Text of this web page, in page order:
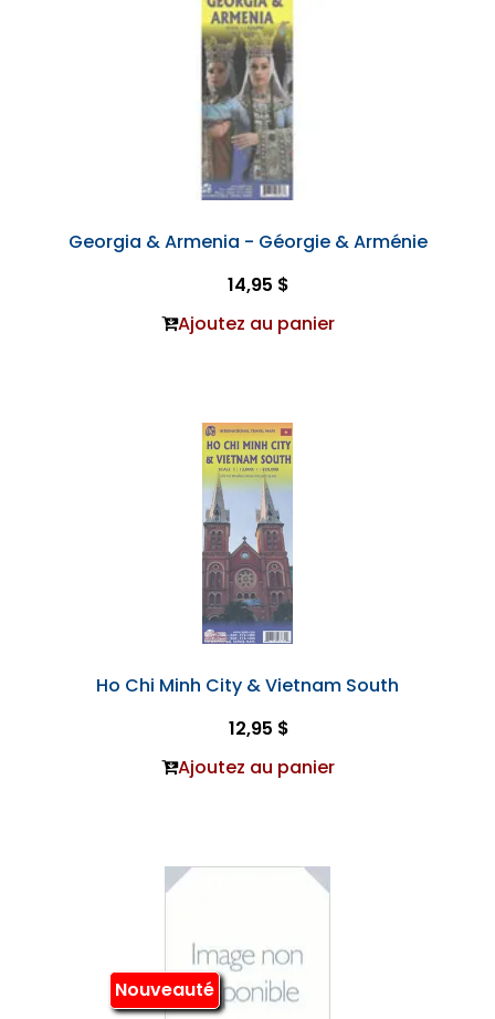
Georgia & Armenia - Géorgie & Arménie
14,95 $
Ajoutez au panier
Ho Chi Minh City & Vietnam South
12,95 $
Ajoutez au panier
Nouveauté